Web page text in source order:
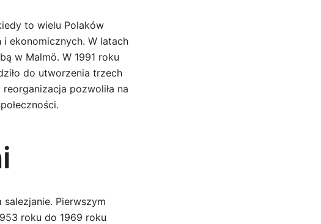
to wielu Polaków
ekonomicznych. W latach
w Malmö. W 1991 roku
do utworzenia trzech
pozwoliła na
Pierwszym
roku do 1969 roku